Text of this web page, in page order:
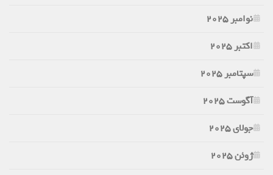
نوامبر 2025
اکتبر 2025
سپتامبر 2025
آگوست 2025
جولای 2025
ژوئن 2025